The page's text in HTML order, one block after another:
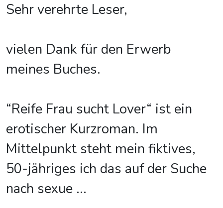
Sehr verehrte Leser,
vielen Dank für den Erwerb
meines Buches.
“Reife Frau sucht Lover“ ist ein
erotischer Kurzroman. Im
Mittelpunkt steht mein fiktives,
50-jähriges ich das auf der Suche
nach sexue ...